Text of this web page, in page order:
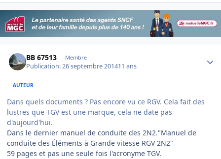
BB 67513 Membre
Publication:26 septembre 201411 ans
AUTEUR
Dans quels documents ? Pas encore vu ce RGV. Cela fait des
lustres que TGV est une marque, cela ne date pas
d'aujourd'hui.
Dans le dernier manuel de conduite des 2N2."Manuel de
conduite des Éléments à Grande vitesse RGV 2N2"
59 pages et pas une seule fois l'acronyme TGV.